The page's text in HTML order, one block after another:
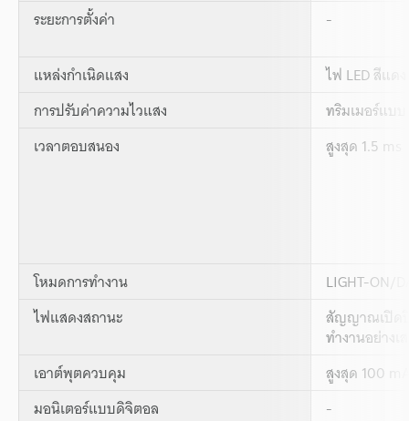
ระยะการตั้งค่า -
แหล่งกำเนิดแสง
ไฟ LED สีแดง
การปรับค่าความไวแสง
ทริมเมอร์แบ
เวลาตอบสนอง
สูงสุด 1.5 ms
โหมดการทำงาน
LIGHT-ON/
ไฟแสดงสถานะ
สัญญาณเปิดปิ
ทำงานอย่างเ
เอาต์พุตควบคุม
สูงสุด 100
มอนิเตอร์แบบดิจิตอล
-